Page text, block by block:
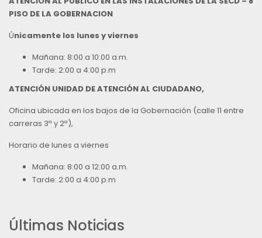
PISO DE LA GOBERNACION
Únicamente los lunes y viernes
Mañana: 8:00 a 10:00 a.m.
Tarde: 2:00 a 4:00 p.m
ATENCIÓN UNIDAD DE ATENCIÓN AL CIUDADANO,
Oficina ubicada en los bajos de la Gobernación (calle 11 entre
carreras 3ª y 2ª),
Horario de lunes a viernes
Mañana: 8:00 a 12:00 a.m.
Tarde: 2:00 a 4:00 p.m
Últimas Noticias